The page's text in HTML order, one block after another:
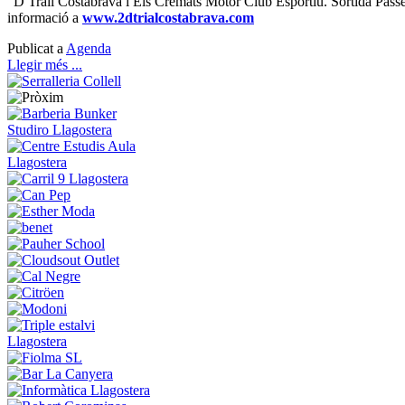
informació a www.2dtrialcostabrava.com
Publicat a Agenda
Llegir més ...